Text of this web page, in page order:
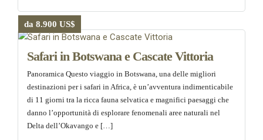
da 8.900 US$
Safari in Botswana e Cascate Vittoria
Panoramica Questo viaggio in Botswana, una delle migliori
destinazioni per i safari in Africa, è un’avventura indimenticabile
di 11 giorni tra la ricca fauna selvatica e magnifici paesaggi che
danno l’opportunità di esplorare fenomenali aree naturali nel
Delta dell’Okavango e […]